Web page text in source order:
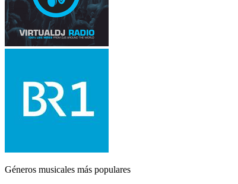
Géneros musicales más populares